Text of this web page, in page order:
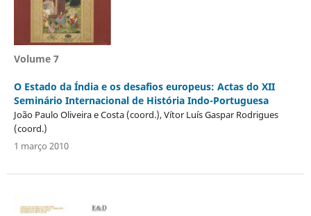
Volume 7
O Estado da Índia e os desafios europeus: Actas do XII
Seminário Internacional de História Indo-Portuguesa
João Paulo Oliveira e Costa (coord.), Vítor Luís Gaspar Rodrigues
(coord.)
1 março 2010